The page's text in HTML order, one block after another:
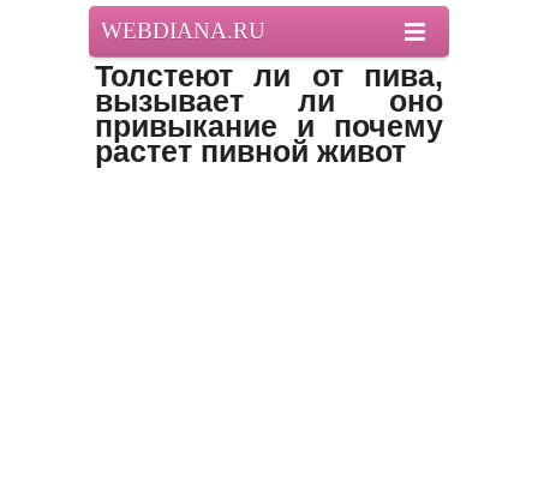
WEBDIANA.RU
Толстеют ли от пива,
вызывает ли оно
привыкание и почему
растет пивной живот